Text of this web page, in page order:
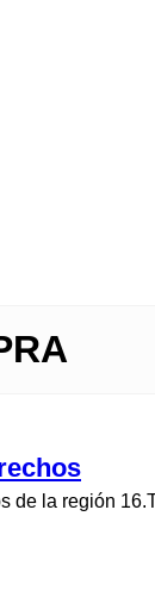
de la región